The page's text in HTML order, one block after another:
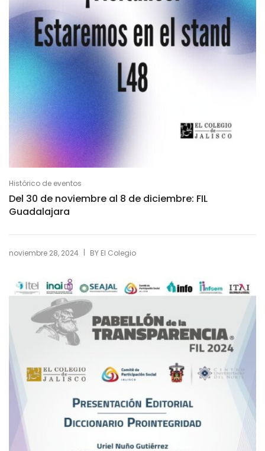
Histórico de eventos
Del 30 de noviembre al 8 de diciembre: FIL
Guadalajara
noviembre 28, 2024 | BY El Colegio